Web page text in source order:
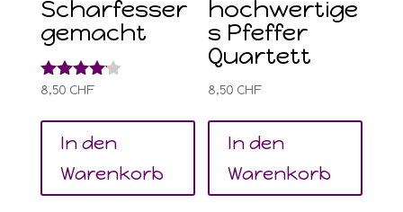
Scharfesser
gemacht
Bewertet
4.00
von 5
8,50 CHF
In den
Warenkorb
hochwertige
s Pfeffer
Quartett
8,50 CHF
In den
Warenkorb